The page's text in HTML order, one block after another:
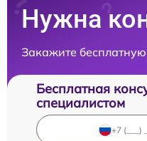
Нужна
Закажите
Бесплатная
специалистом